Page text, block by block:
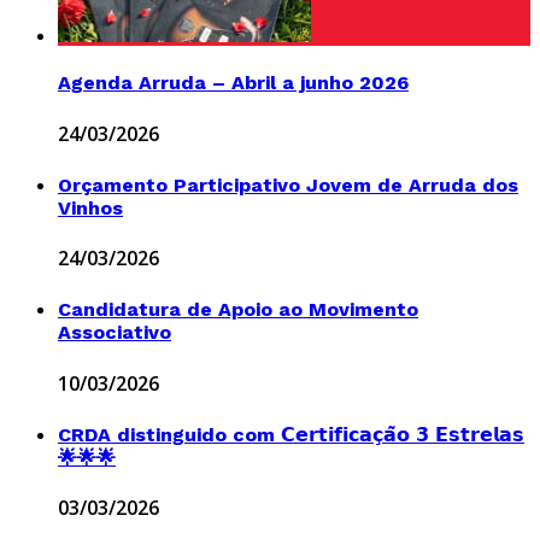
Agenda Arruda – Abril a junho 2026
24/03/2026
Orçamento Participativo Jovem de Arruda dos
Vinhos
24/03/2026
Candidatura de Apoio ao Movimento
Associativo
10/03/2026
CRDA distinguido com 𝗖𝗲𝗿𝘁𝗶𝗳𝗶𝗰𝗮𝗰̧𝗮̃𝗼 𝟯 𝗘𝘀𝘁𝗿𝗲𝗹𝗮𝘀
🌟🌟🌟
03/03/2026